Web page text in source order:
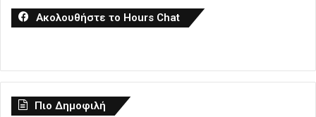
Ακολουθήστε το Hours Chat
Πιο Δημοφιλή